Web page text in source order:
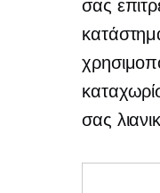
σας
σας